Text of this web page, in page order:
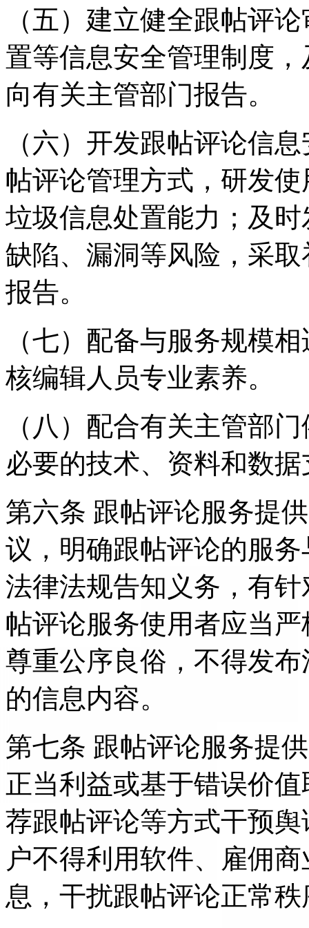
（五）建立健全跟帖评
置等信息安全管理制度
向有关主管部门报告。
（六）开发跟帖评论信
帖评论管理方式，研发
垃圾信息处置能力；及
缺陷、漏洞等风险，采
报告。
（七）配备与服务规模
核编辑人员专业素养。
（八）配合有关主管部
必要的技术、资料和数
第六条 跟帖评论服务提
议，明确跟帖评论的服
法律法规告知义务，有
帖评论服务使用者应当
尊重公序良俗，不得发
的信息内容。
第七条 跟帖评论服务提
正当利益或基于错误价
荐跟帖评论等方式干预
户不得利用软件、雇佣
息，干扰跟帖评论正常